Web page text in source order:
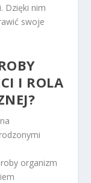
Dzięki nim
swoje
I ROLA
organizm